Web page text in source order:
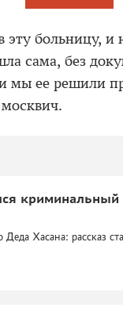
больницу, и
сама, без
и мы ее решили
москвич.
Хасана: рассказ